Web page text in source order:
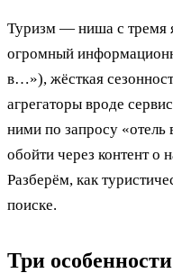
Туризм — ниша с тремя
огромный
в…»), жёсткая
агрегаторы вроде
ними по запросу «отель
обойти через контент о
Разберём, как
поиске.
Три